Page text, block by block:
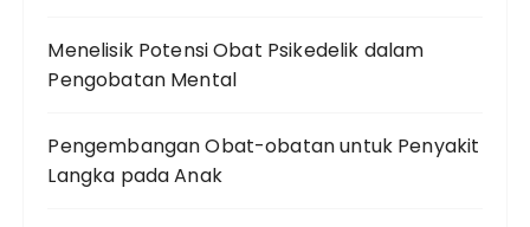
Menelisik Potensi Obat Psikedelik dalam
Pengobatan Mental
Pengembangan Obat-obatan untuk Penyakit
Langka pada Anak